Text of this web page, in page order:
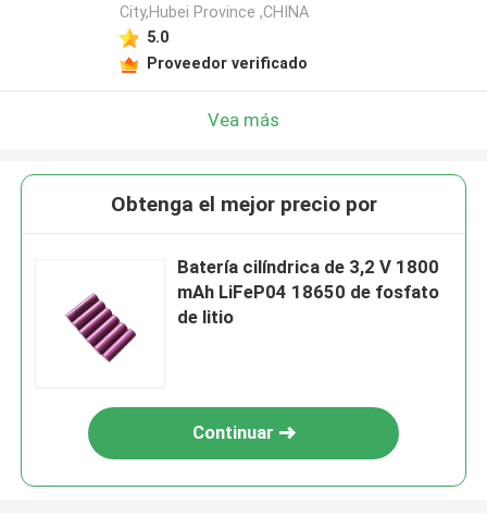
City,Hubei Province ,CHINA
5.0
Proveedor verificado
Vea más
Obtenga el mejor precio por
Batería cilíndrica de 3,2 V 1800
mAh LiFeP04 18650 de fosfato
de litio
Continuar